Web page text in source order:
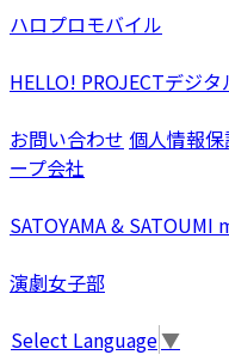
ハロプロモバイル
HELLO! PROJECTデジ
お問い合わせ 個人情報
ープ会社
SATOYAMA &
演劇女子部
Select Language▼